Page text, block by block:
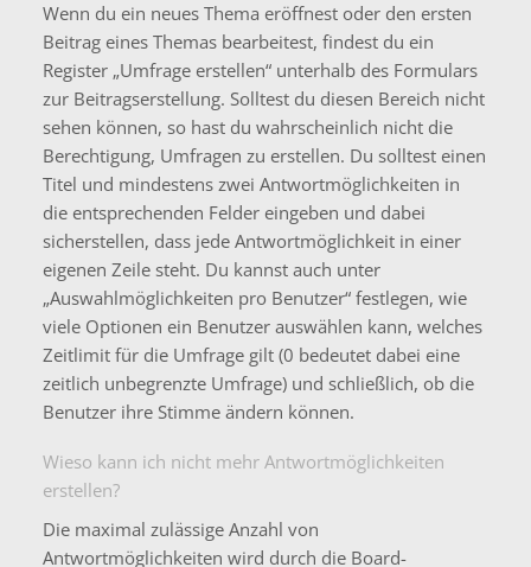
Wenn du ein neues Thema eröffnest oder den ersten
Beitrag eines Themas bearbeitest, findest du ein
Register „Umfrage erstellen“ unterhalb des Formulars
zur Beitragserstellung. Solltest du diesen Bereich nicht
sehen können, so hast du wahrscheinlich nicht die
Berechtigung, Umfragen zu erstellen. Du solltest einen
Titel und mindestens zwei Antwortmöglichkeiten in
die entsprechenden Felder eingeben und dabei
sicherstellen, dass jede Antwortmöglichkeit in einer
eigenen Zeile steht. Du kannst auch unter
„Auswahlmöglichkeiten pro Benutzer“ festlegen, wie
viele Optionen ein Benutzer auswählen kann, welches
Zeitlimit für die Umfrage gilt (0 bedeutet dabei eine
zeitlich unbegrenzte Umfrage) und schließlich, ob die
Benutzer ihre Stimme ändern können.
Wieso kann ich nicht mehr Antwortmöglichkeiten
erstellen?
Die maximal zulässige Anzahl von
Antwortmöglichkeiten wird durch die Board-